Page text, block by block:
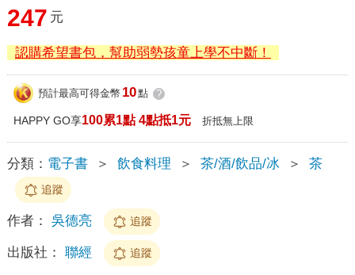
247 元
認購希望書包，幫助弱勢孩童上學不中斷！
預計最高可得金幣 10點 ?
HAPPY GO享100累1點 4點抵1元 折抵無上限
分類： 電子書 ＞ 飲食料理 ＞ 茶/酒/飲品/冰 ＞ 茶
追蹤
作者： 吳德亮 追蹤
出版社： 聯經 追蹤